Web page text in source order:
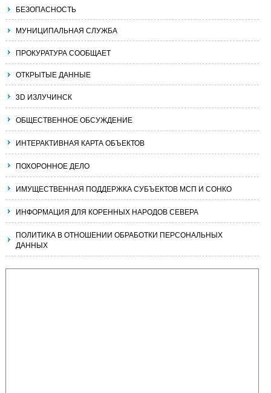
БЕЗОПАСНОСТЬ
МУНИЦИПАЛЬНАЯ СЛУЖБА
ПРОКУРАТУРА СООБЩАЕТ
ОТКРЫТЫЕ ДАННЫЕ
3D ИЗЛУЧИНСК
ОБЩЕСТВЕННОЕ ОБСУЖДЕНИЕ
ИНТЕРАКТИВНАЯ КАРТА ОБЪЕКТОВ
ПОХОРОННОЕ ДЕЛО
ИМУЩЕСТВЕННАЯ ПОДДЕРЖКА СУБЪЕКТОВ МСП И СОНКО
ИНФОРМАЦИЯ ДЛЯ КОРЕННЫХ НАРОДОВ СЕВЕРА
ПОЛИТИКА В ОТНОШЕНИИ ОБРАБОТКИ ПЕРСОНАЛЬНЫХ
ДАННЫХ